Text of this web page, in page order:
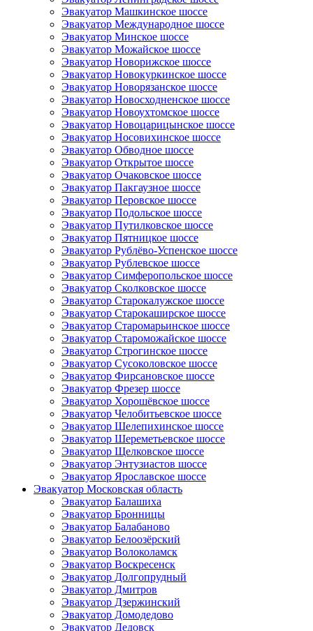
Эвакуатор Машкинское шоссе
Эвакуатор Международное шоссе
Эвакуатор Минское шоссе
Эвакуатор Можайское шоссе
Эвакуатор Новорижское шоссе
Эвакуатор Новокуркинское шоссе
Эвакуатор Новорязанское шоссе
Эвакуатор Новосходненское шоссе
Эвакуатор Новоухтомское шоссе
Эвакуатор Новоцарицынское шоссе
Эвакуатор Носовихинское шоссе
Эвакуатор Обводное шоссе
Эвакуатор Открытое шоссе
Эвакуатор Очаковское шоссе
Эвакуатор Пакгаузное шоссе
Эвакуатор Перовское шоссе
Эвакуатор Подольское шоссе
Эвакуатор Путилковское шоссе
Эвакуатор Пятницкое шоссе
Эвакуатор Рублёво-Успенское шоссе
Эвакуатор Рублевское шоссе
Эвакуатор Симферопольское шоссе
Эвакуатор Сколковское шоссе
Эвакуатор Старокалужское шоссе
Эвакуатор Старокаширское шоссе
Эвакуатор Старомарьинское шоссе
Эвакуатор Староможайское шоссе
Эвакуатор Строгинское шоссе
Эвакуатор Сусоколовское шоссе
Эвакуатор Фирсановское шоссе
Эвакуатор Фрезер шоссе
Эвакуатор Хорошёвское шоссе
Эвакуатор Челобитьевское шоссе
Эвакуатор Шелепихинское шоссе
Эвакуатор Шереметьевское шоссе
Эвакуатор Щелковское шоссе
Эвакуатор Энтузиастов шоссе
Эвакуатор Ярославское шоссе
Эвакуатор Московская область
Эвакуатор Балашиха
Эвакуатор Бронницы
Эвакуатор Балабаново
Эвакуатор Белоозёрский
Эвакуатор Волоколамск
Эвакуатор Воскресенск
Эвакуатор Долгопрудный
Эвакуатор Дмитров
Эвакуатор Дзержинский
Эвакуатор Домодедово
Эвакуатор Дедовск